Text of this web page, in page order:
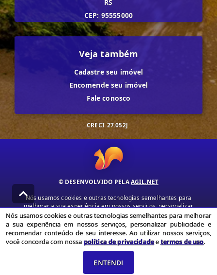
RS
CEP: 95555000
Veja também
Cadastre seu imóvel
Encomende seu imóvel
Fale conosco
CRECI 27.052J
© DESENVOLVIDO PELAAGIL.NET
Nós usamos cookies e outras tecnologias semelhantes para
melhorar a sua experiência em nossos serviços, personalizar
publicidade e recomendar conteúdo de seu interesse. Ao utilizar
nossos serviços, você concorda com nossa política de privacidade e
termos de uso.
Política de Privacidade Termos de uso
Nós usamos cookies e outras tecnologias semelhantes para melhorar
a sua experiência em nossos serviços, personalizar publicidade e
recomendar conteúdo de seu interesse. Ao utilizar nossos serviços,
você concorda com nossa política de privacidadeetermos de uso.
ENTENDI